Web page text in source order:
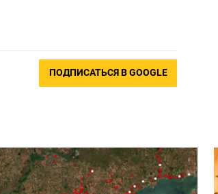
ПОДПИСАТЬСЯ В GOOGLE